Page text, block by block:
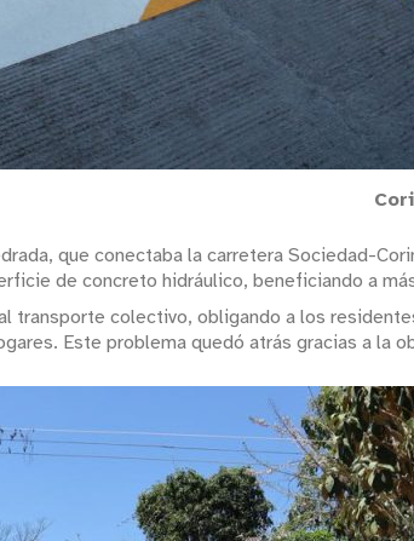
que conectaba la carretera Sociedad-
de concreto hidráulico, beneficiando a
transporte colectivo, obligando a los
Este problema quedó atrás gracias a la